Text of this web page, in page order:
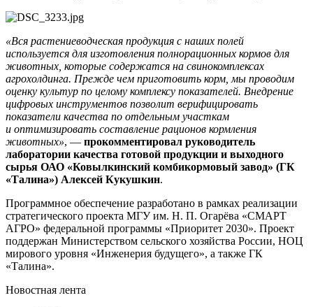
«Вся растениеводческая продукция с наших полей
используется для изготовления полнорационных кормов для
животных, которые содержатся на свинокомплексах
агрохолдинга. Прежде чем приготовить корм, мы проводим
оценку культур по целому комплексу показателей. Внедрение
цифровых инструментов позволит верифицировать
показатели качества по отдельным участкам
и оптимизировать составление рационов кормления
животных», — прокомментировал руководитель
лаборатории качества готовой продукции и выходного
сырья ОАО «Ковылкинский комбикормовый завод» (ГК
«Талина») Алексей Кукушкин.
Программное обеспечение разработано в рамках реализации
стратегического проекта МГУ им. Н. П. Огарёва «СМАРТ
АГРО» федеральной программы «Приоритет 2030». Проект
поддержан Министерством сельского хозяйства России, НОЦ
мирового уровня «Инженерия будущего», а также ГК
«Талина».
Новостная лента